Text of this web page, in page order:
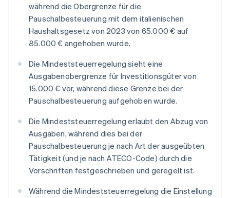
während die Obergrenze für die
Pauschalbesteuerung mit dem italienischen
Haushaltsgesetz von 2023 von 65.000 € auf
85.000 € angehoben wurde.
Die Mindeststeuerregelung sieht eine
Ausgabenobergrenze für Investitionsgüter von
15.000 € vor, während diese Grenze bei der
Pauschalbesteuerung aufgehoben wurde.
Die Mindeststeuerregelung erlaubt den Abzug von
Ausgaben, während dies bei der
Pauschalbesteuerung je nach Art der ausgeübten
Tätigkeit (und je nach ATECO-Code) durch die
Vorschriften festgeschrieben und geregelt ist.
Während die Mindeststeuerregelung die Einstellung